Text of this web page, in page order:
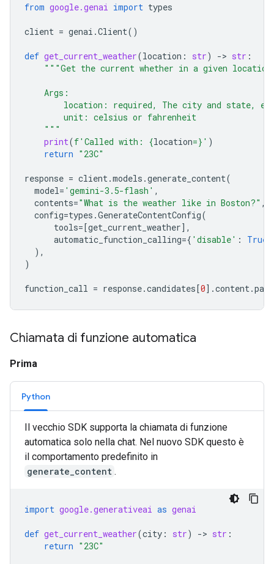
from google.genai import types
client = genai .Client()
def get_current_weather(location : str) -> str :
"""Get the current whether in a given
    Args:
location: required, The city and state,
        unit: celsius or fahrenheit
    """
print(f'Called with: {location=} ' )
return "23C"
response = client.models .generate_content(
model= 'gemini-3.5-flash' ,
contents="What is the weather like in Boston?" ,
config=types .GenerateContentConfig(
tools=[get_current_weather],
automatic_function_calling={ 'disable' : True
),
)
function_call = response.candidates[0] .content.
Chiamata di funzione automatica
Prima
Python
Il vecchio SDK supporta la chiamata di funzione
automatica solo nella chat. Nel nuovo SDK questo è
il comportamento predefinito in
generate_content .
import google.generativeai as genai
def get_current_weather(city : str) -> str :
return "23C"